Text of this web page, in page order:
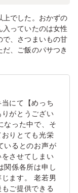
上でした。おかずの
っていたのは女性
で、さつまいもの甘
、ご飯のパサつき
にて【めっち
がとうござい
なった中で、そ
りとても光栄
いるとのお声が
をさせてしまい
関係各所は申し
ます。 老若男
ご提供できる